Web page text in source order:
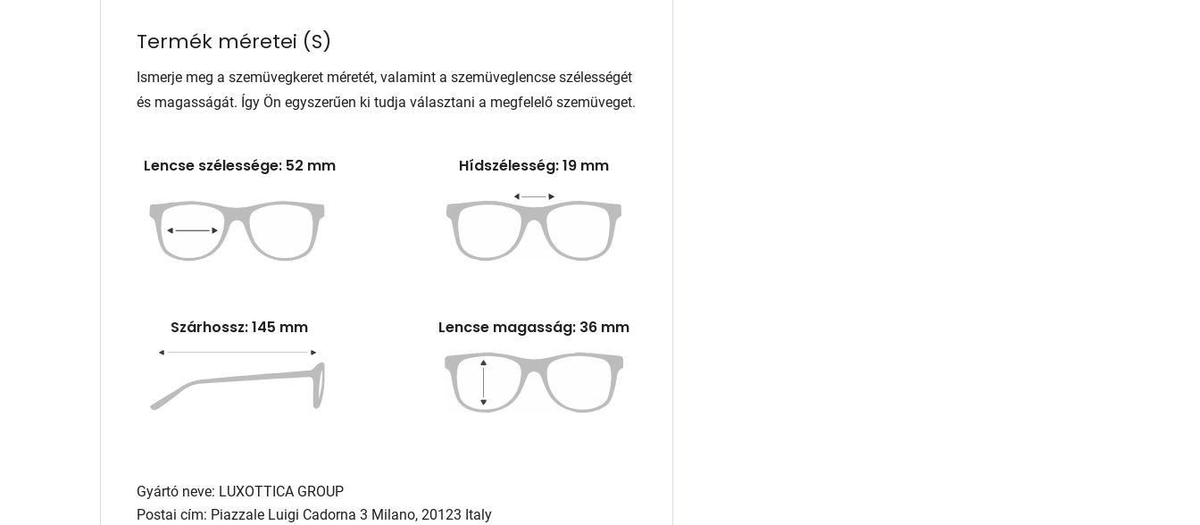
Termék méretei (S)
Ismerje meg a szemüvegkeret méretét, valamint a szemüveglencse szélességét
és magasságát. Így Ön egyszerűen ki tudja választani a megfelelő szemüveget.
Lencse szélessége: 52 mm Hídszélesség: 19 mm
Szárhossz: 145 mm Lencse magasság: 36 mm
Gyártó neve: LUXOTTICA GROUP
Postai cím: Piazzale Luigi Cadorna 3 Milano, 20123 Italy